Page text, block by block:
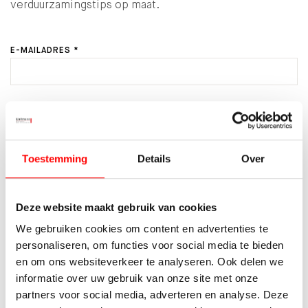
Toestemming Details Over
Deze website maakt gebruik van cookies
We gebruiken cookies om content en advertenties te
personaliseren, om functies voor social media te bieden
en om ons websiteverkeer te analyseren. Ook delen we
informatie over uw gebruik van onze site met onze
partners voor social media, adverteren en analyse. Deze
verduurzamingstips op maat.
E-MAILADRES *
LOPEND ENERGIECONTRACT MEE OVERNEMEN?
DOOR HET VERSTUREN VAN DIT FORMULIER GEEF IK AAN
WALTMANN MAKELAARS TOESTEMMING OM PER E-MAIL
CONTACT MET MIJ OP TE NEMEN OVER DEZE WONING.